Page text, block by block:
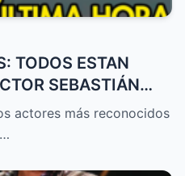
TODOS ESTAN
SEBASTIÁN
actores más reconocidos